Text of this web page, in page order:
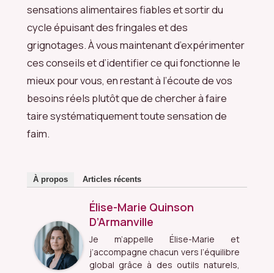
sensations alimentaires fiables et sortir du
cycle épuisant des fringales et des
grignotages. À vous maintenant d’expérimenter
ces conseils et d’identifier ce qui fonctionne le
mieux pour vous, en restant à l’écoute de vos
besoins réels plutôt que de chercher à faire
taire systématiquement toute sensation de
faim.
À propos Articles récents
Élise-Marie Quinson
D’Armanville
Je m’appelle Élise-Marie et
j’accompagne chacun vers l’équilibre
global grâce à des outils naturels,